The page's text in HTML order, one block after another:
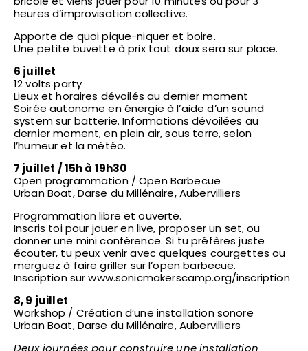
heures d’improvisation collective.
Apporte de quoi pique-niquer et boire.
Une petite buvette à prix tout doux sera sur place.
6 juillet
12 volts party
Lieux et horaires dévoilés au dernier moment
Soirée autonome en énergie à l’aide d’un sound
system sur batterie. Informations dévoilées au
dernier moment, en plein air, sous terre, selon
l’humeur et la météo.
7 juillet / 15h à 19h30
Open programmation / Open Barbecue
Urban Boat, Darse du Millénaire, Aubervilliers
Programmation libre et ouverte.
Inscris toi pour jouer en live, proposer un set, ou
donner une mini conférence. Si tu préfères juste
écouter, tu peux venir avec quelques courgettes ou
merguez à faire griller sur l’open barbecue.
Inscription surwww.sonicmakerscamp.org/inscription
8, 9 juillet
Workshop / Création d’une installation sonore
Urban Boat, Darse du Millénaire, Aubervilliers
Deux journées pour construire une installation